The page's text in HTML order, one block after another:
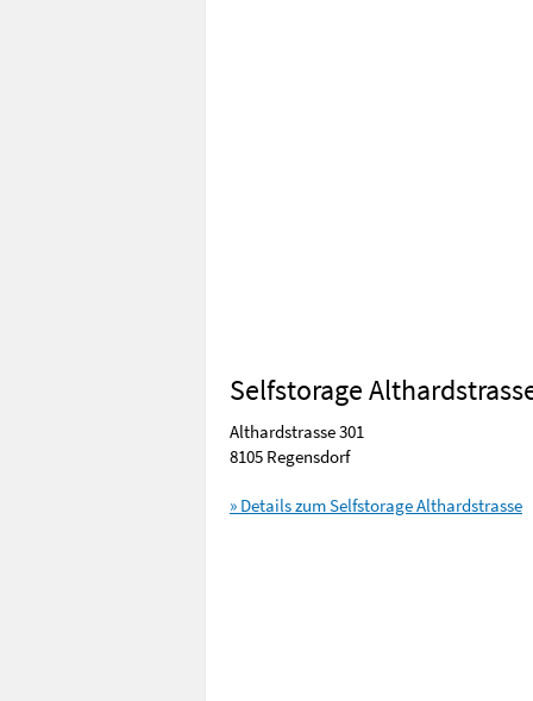
Selfstorage
Althardstrasse 301
8105 Regensdorf
» Details zum Selfstorage Althardstrasse